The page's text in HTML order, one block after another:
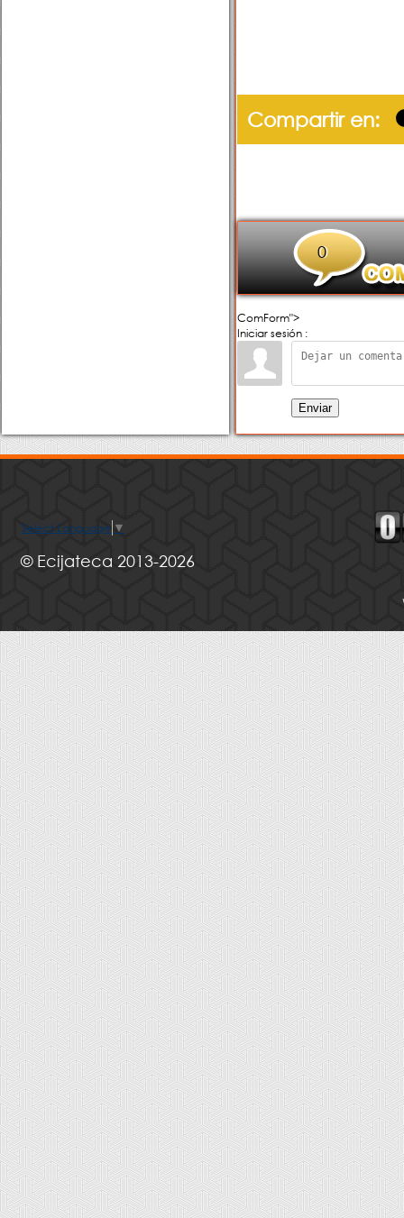
Compartir en:
0
ComForm">
Iniciar sesión :
Enviar
Select Language ▼
© Ecijateca 2013-2026